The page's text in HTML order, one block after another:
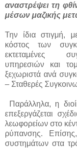
αναστρέψει τη
μέσων μαζικής
Την ίδια στιγμή,
κόστος των
εκτεταμένες
υπηρεσιών και
ξεχωριστά ανά
– Σταθερές
Παράλληλα, η
επεξεργάζεται
λεωφορείων στο
ρύπανσης.
συστημάτων στα